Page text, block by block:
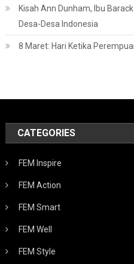
Kisah Ann Dunham, Ibu
Desa-Desa Indonesia
8 Maret: Hari Ketika
CATEGORIES
FEM Inspire
FEM Action
FEM Smart
FEM Well
FEM Style